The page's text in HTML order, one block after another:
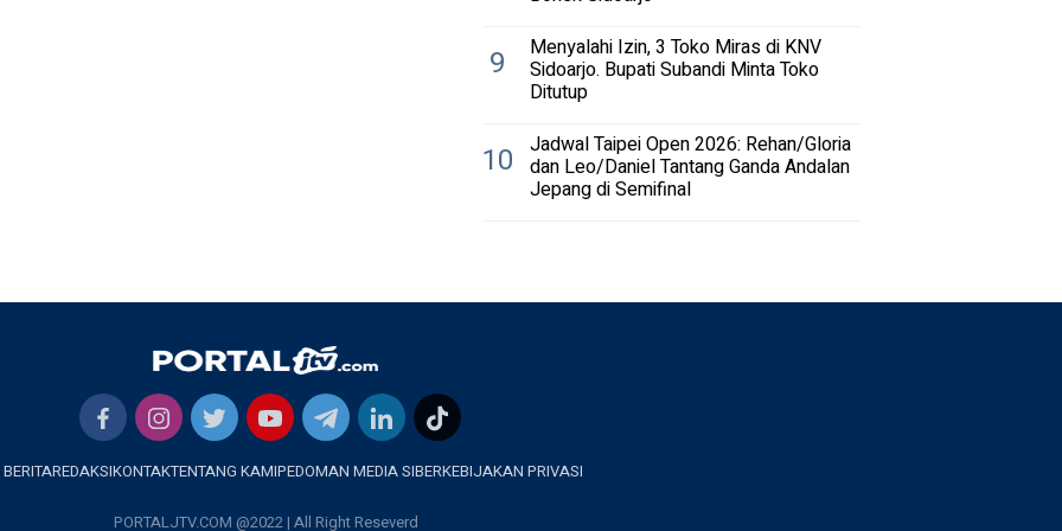
9 Menyalahi Izin, 3 Toko Miras di KNV
Sidoarjo. Bupati Subandi Minta Toko
Ditutup
10 Jadwal Taipei Open 2026: Rehan/Gloria
dan Leo/Daniel Tantang Ganda Andalan
Jepang di Semifinal
REDAKSIKONTAKTENTANG KAMIPEDOMAN MEDIA SIBERKEBIJAKAN PRIVASI
PORTALJTV.COM @2022 | All Right Reseverd